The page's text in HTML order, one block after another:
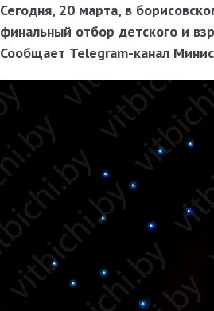
Сегодня, 20 марта, в
финальный отбор детского и
Сообщает Telegram-канал